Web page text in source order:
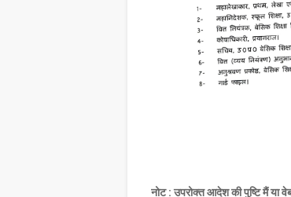
नोट : उपरोक्त आदेश की पुष्टि मैं या